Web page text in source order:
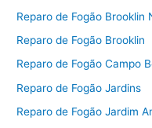
Reparo de Fogão Brooklin
Reparo de Fogão Brooklin
Reparo de Fogão Campo
Reparo de Fogão Jardins
Reparo de Fogão Jardim